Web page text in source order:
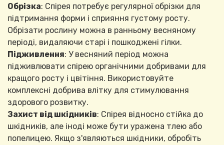
Обрізка: Спірея потребує регулярної обрізки для
підтримання форми і сприяння густому росту.
Обрізати рослину можна в ранньому весняному
періоді, видаляючи старі і пошкоджені гілки.
Підживлення: У весняний період можна
підживлювати спірею органічними добривами для
кращого росту і цвітіння. Використовуйте
комплексні добрива влітку для стимулювання
здорового розвитку.
Захист від шкідників: Спірея відносно стійка до
шкідників, але іноді може бути уражена тлею або
попелицею. Якщо з'являються шкідники, обробіть